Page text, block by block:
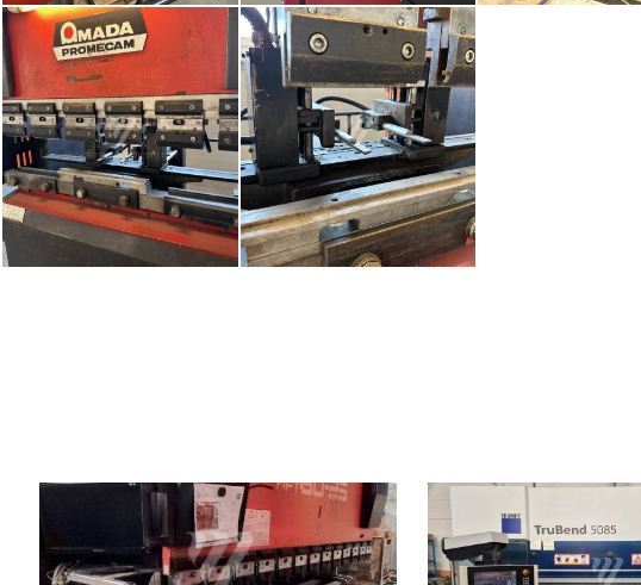
Año de fabricación:
2001
Sistema de control
Fuerza de presión
80 t
Longitud de plegado
2620 mm
Año de fabricación:
Sistema de control
Fuerza de presión
Longitud de plegado